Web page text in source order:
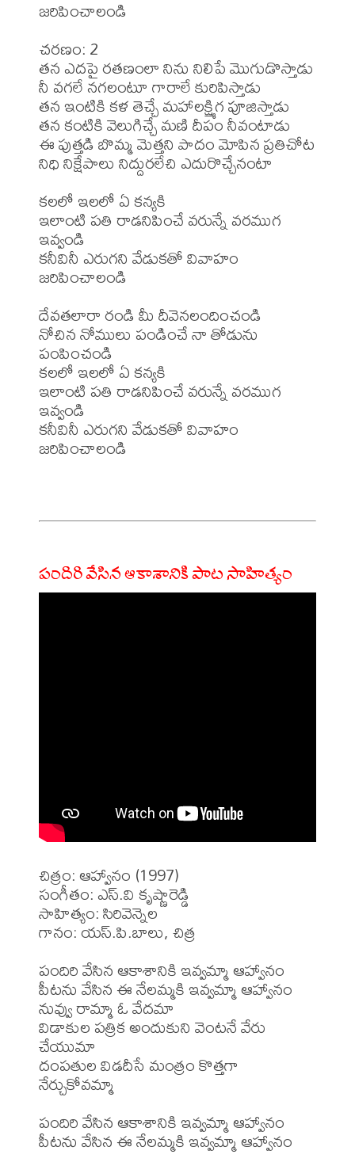
జరిపించాలండి
చరణం: 2
తన ఎదపై రతణంలా నిను నిలిపే మొగుడొస్తాడు
నీ వగలే నగలంటూ గారాలే కురిపిస్తాడు
తన ఇంటికి కళ తెచ్చే మహాలక్ష్మిగ పూజిస్తాడు
తన కంటికి వెలుగిచ్చే మణి దీపం నీవంటాడు
ఈ పుత్తడి బొమ్మ మెత్తని పాదం మోపిన ప్రతిచోట
నిధి నిక్షేపాలు నిద్దురలేచి ఎదురొచ్చేనంటా
కలలో ఇలలో ఏ కన్యకి
ఇలాంటి పతి రాడనిపించే వరున్నే వరముగ
ఇవ్వండి
కనీవినీ ఎరుగని వేడుకతో వివాహం
జరిపించాలండి
దేవతలారా రండి మీ దీవెనలందించండి
నోచిన నోములు పండించే నా తోడును
పంపించండి
కలలో ఇలలో ఏ కన్యకి
ఇలాంటి పతి రాడనిపించే వరున్నే వరముగ
ఇవ్వండి
కనీవినీ ఎరుగని వేడుకతో వివాహం
జరిపించాలండి
పందిరి వేసిన ఆకాశానికి పాట సాహిత్యం
చిత్రం: ఆహ్వానం (1997)
సంగీతం: ఎస్.వి కృష్ణారెడ్డి
సాహిత్యం: సిరివెన్నెల
గానం: యస్.పి.బాలు, చిత్ర
పందిరి వేసిన ఆకాశానికి ఇవ్వమ్మా ఆహ్వానం
పీటను వేసిన ఈ నేలమ్మకి ఇవ్వమ్మా ఆహ్వానం
నువ్వు రామ్మా ఓ వేదమా
విడాకుల పత్రిక అందుకుని వెంటనే వేరు
చేయుమా
దంపతుల విడదీసే మంత్రం కొత్తగా
నేర్చుకోవమ్మా
పందిరి వేసిన ఆకాశానికి ఇవ్వమ్మా ఆహ్వానం
పీటను వేసిన ఈ నేలమ్మకి ఇవ్వమ్మా ఆహ్వానం